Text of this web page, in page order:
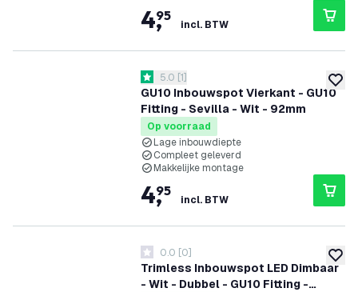
4,
95
incl. BTW
GU10 Inbouwspot Vierkant - GU10
Fitting - Sevilla - Wit - 92mm
reviews drawer openen
5 score sterren
5.0 [1]
Op voorraad
Lage inbouwdiepte
Compleet geleverd
Makkelijke montage
4,
95
incl. BTW
Trimless Inbouwspot LED Dimbaar
- Wit - Dubbel - GU10 Fitting -
0 score sterren
0.0 [0]